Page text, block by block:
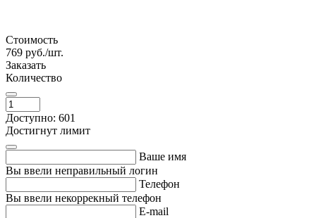
Стоимость
769 руб./шт.
Заказать
Количество
Доступно: 601
Достигнут лимит
Ваше имя
Вы ввели неправильный логин
Телефон
Вы ввели некоррекный телефон
E-mail